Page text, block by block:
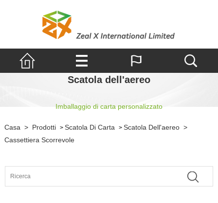
Scatola dell'aereo
Imballaggio di carta personalizzato
Casa > Prodotti > Scatola Di Carta > Scatola Dell'aereo >
Cassettiera Scorrevole